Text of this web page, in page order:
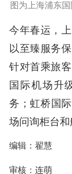
图为上海浦东
今年春运，
以至臻服务
针对首乘旅
国际机场升
务；虹桥国
场问询柜台
编辑：翟慧
审核：连萌